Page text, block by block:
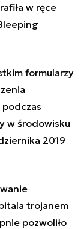
w ręce
formularzy
w środowisku
2019
trojanem
pozwoliło